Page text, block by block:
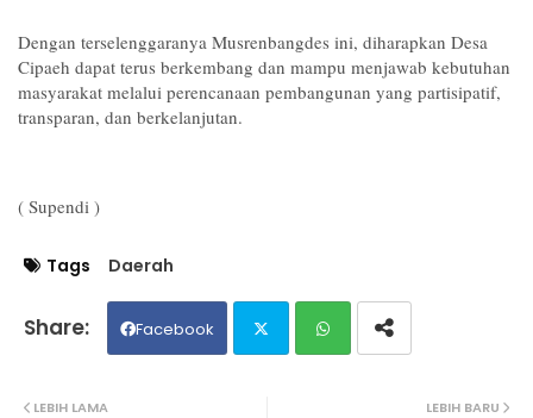
Dengan terselenggaranya Musrenbangdes ini, diharapkan Desa
Cipaeh dapat terus berkembang dan mampu menjawab kebutuhan
masyarakat melalui perencanaan pembangunan yang partisipatif,
transparan, dan berkelanjutan.
( Supendi )
Tags Daerah
Facebook
LEBIH BARU
LEBIH LAMA